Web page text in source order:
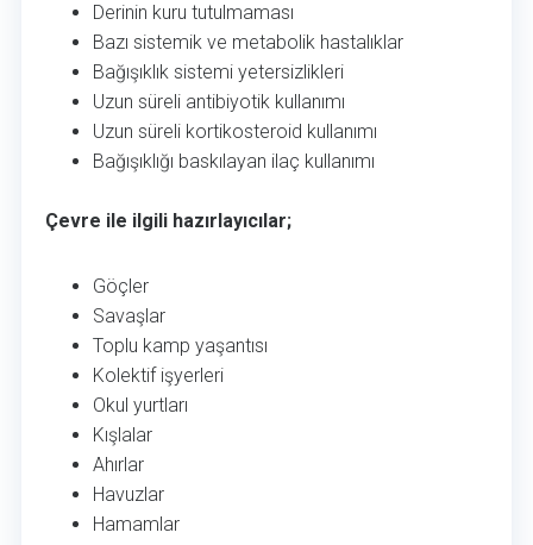
Derinin kuru tutulmaması
Bazı sistemik ve metabolik hastalıklar
Bağışıklık sistemi yetersizlikleri
Uzun süreli antibiyotik kullanımı
Uzun süreli kortikosteroid kullanımı
Bağışıklığı baskılayan ilaç kullanımı
Çevre ile ilgili hazırlayıcılar;
Göçler
Savaşlar
Toplu kamp yaşantısı
Kolektif işyerleri
Okul yurtları
Kışlalar
Ahırlar
Havuzlar
Hamamlar